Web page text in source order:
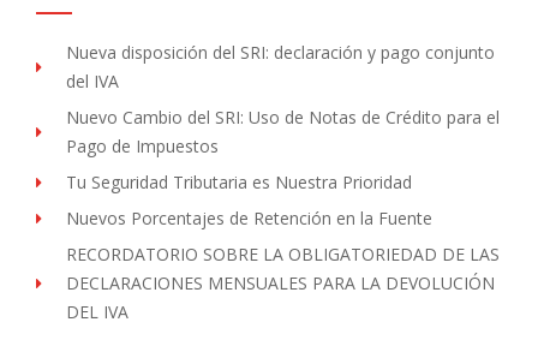
Nueva disposición del SRI: declaración y pago conjunto
del IVA
Nuevo Cambio del SRI: Uso de Notas de Crédito para el
Pago de Impuestos
Tu Seguridad Tributaria es Nuestra Prioridad
Nuevos Porcentajes de Retención en la Fuente
RECORDATORIO SOBRE LA OBLIGATORIEDAD DE LAS
DECLARACIONES MENSUALES PARA LA DEVOLUCIÓN
DEL IVA